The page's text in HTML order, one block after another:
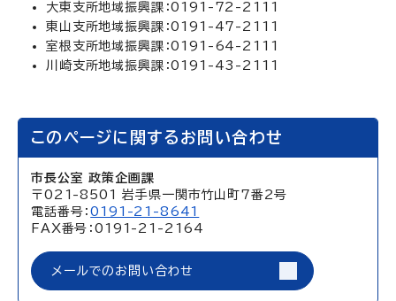
大東支所地域振興課：0191-72-2111
東山支所地域振興課：0191-47-2111
室根支所地域振興課：0191-64-2111
川崎支所地域振興課：0191-43-2111
このページに関するお問い合わせ
市長公室 政策企画課
〒021-8501 岩手県一関市竹山町7番2号
電話番号：0191-21-8641
FAX番号：0191-21-2164
メールでのお問い合わせ